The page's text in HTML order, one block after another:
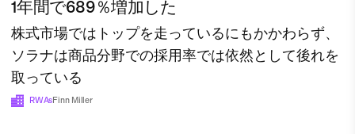
1年間で689％増加した
株式市場ではトップを走っているにもかかわらず、
ソラナは商品分野での採用率では依然として後れを
取っている
RWAsFinn Miller